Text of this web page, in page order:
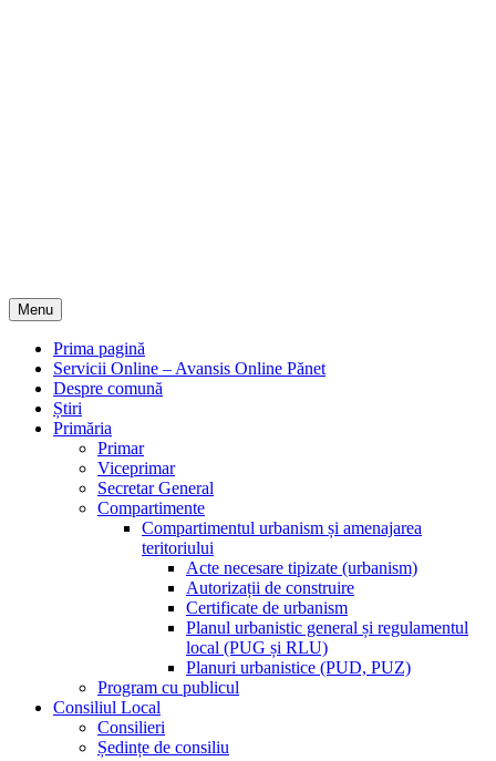
Menu
Prima pagină
Servicii Online – Avansis Online Pănet
Despre comună
Știri
Primăria
Primar
Viceprimar
Secretar General
Compartimente
Compartimentul urbanism și amenajarea
teritoriului
Acte necesare tipizate (urbanism)
Autorizații de construire
Certificate de urbanism
Planul urbanistic general și regulamentul
local (PUG și RLU)
Planuri urbanistice (PUD, PUZ)
Program cu publicul
Consiliul Local
Consilieri
Ședințe de consiliu